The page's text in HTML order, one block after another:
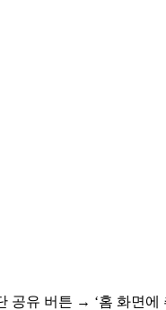
공유 버튼 → ‘홈 화면에